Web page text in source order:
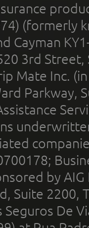
(formerly
Cayman
3rd
Mate Inc.
Parkway,
by
Suite 2200,
De